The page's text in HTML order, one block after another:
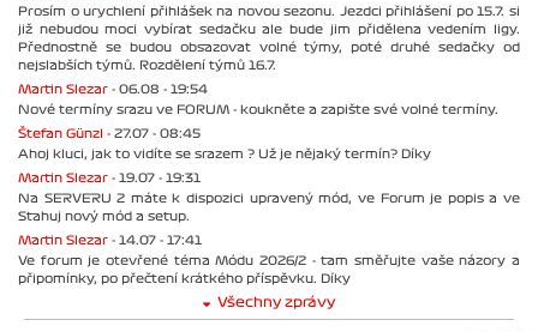
Prosím o urychlení přihlášek na novou sezonu. Jezdci přihlášení po 15.7. si
již nebudou moci vybírat sedačku ale bude jim přidělena vedením ligy.
Přednostně se budou obsazovat volné týmy, poté druhé sedačky od
nejslabších týmů. Rozdělení týmů 16.7.
Martin Slezar - 06.08 - 19:54
Nové termíny srazu ve FORUM - koukněte a zapište své volné termíny.
Štefan Günzl - 27.07 - 08:45
Ahoj kluci, jak to vidíte se srazem ? Už je nějaký termín? Díky
Martin Slezar - 19.07 - 19:31
Na SERVERU 2 máte k dispozici upravený mód, ve Forum je popis a ve
Stahuj nový mód a setup.
Martin Slezar - 14.07 - 17:41
Ve forum je otevřené téma Módu 2026/2 - tam směřujte vaše názory a
připomínky, po přečtení krátkého příspěvku. Díky
Všechny zprávy